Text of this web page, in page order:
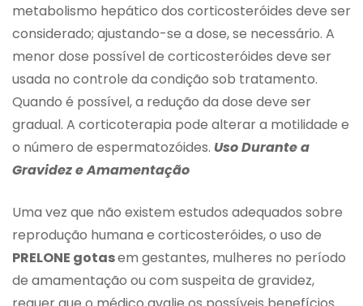
metabolismo hepático dos corticosteróides deve ser
considerado; ajustando-se a dose, se necessário. A
menor dose possível de corticosteróides deve ser
usada no controle da condição sob tratamento.
Quando é possível, a redução da dose deve ser
gradual. A corticoterapia pode alterar a motilidade e
o número de espermatozóides. Uso Durante a
Gravidez e Amamentação
Uma vez que não existem estudos adequados sobre
reprodução humana e corticosteróides, o uso de
PRELONE gotasem gestantes, mulheres no período
de amamentação ou com suspeita de gravidez,